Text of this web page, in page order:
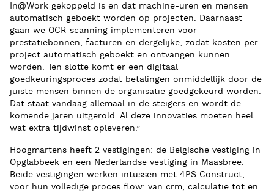
In@Work gekoppeld is en dat machine-uren en mensen
automatisch geboekt worden op projecten. Daarnaast
gaan we OCR-scanning implementeren voor
prestatiebonnen, facturen en dergelijke, zodat kosten per
project automatisch geboekt en ontvangen kunnen
worden. Ten slotte komt er een digitaal
goedkeuringsproces zodat betalingen onmiddellijk door de
juiste mensen binnen de organisatie goedgekeurd worden.
Dat staat vandaag allemaal in de steigers en wordt de
komende jaren uitgerold. Al deze innovaties moeten heel
wat extra tijdwinst opleveren.”
Hoogmartens heeft 2 vestigingen: de Belgische vestiging in
Opglabbeek en een Nederlandse vestiging in Maasbree.
Beide vestigingen werken intussen met 4PS Construct,
voor hun volledige proces flow: van crm, calculatie tot en